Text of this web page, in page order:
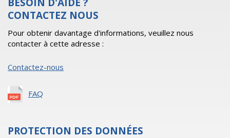
CONTACTEZ NOUS
Pour obtenir davantage d'informations, veuillez nous
contacter à cette adresse :
Contactez-nous
FAQ
PROTECTION DES DONNÉES